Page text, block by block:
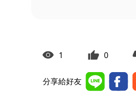
1 0
分享給好友